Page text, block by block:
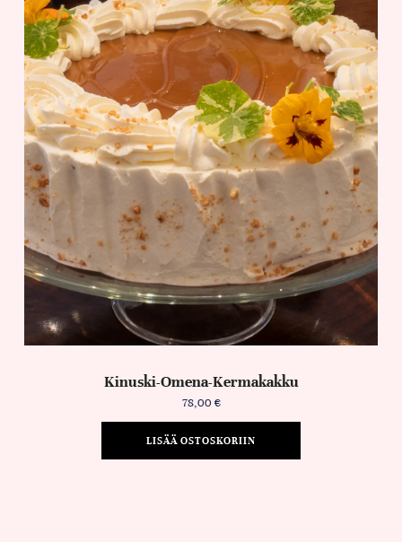
Kinuski-Omena-Kermakakku
78,00 €
LISÄÄ OSTOSKORIIN